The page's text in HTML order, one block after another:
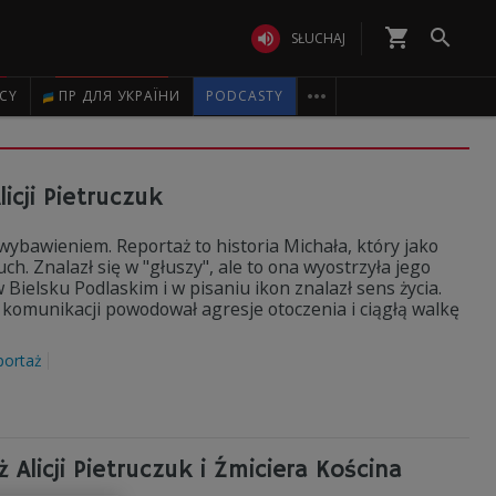
 SŁUCHAJ shopping_cart 
ПР ДЛЯ УКРАЇНИ PODCASTY 
Pietruczuk
Reportaż to historia Michała, który jako
Znalazł się w "głuszy", ale to ona wyostrzyła jego
Podlaskim i w pisaniu ikon znalazł sens życia.
powodował agresje otoczenia i ciągłą walkę
Pietruczuk i Źmiciera Kościna